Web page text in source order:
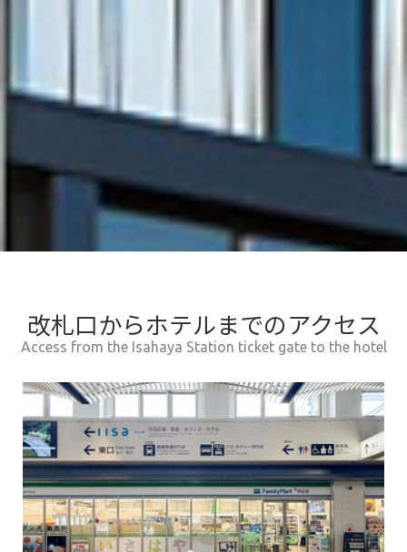
改札口からホテルまでのアクセス
Access from the Isahaya Station ticket gate to the hotel